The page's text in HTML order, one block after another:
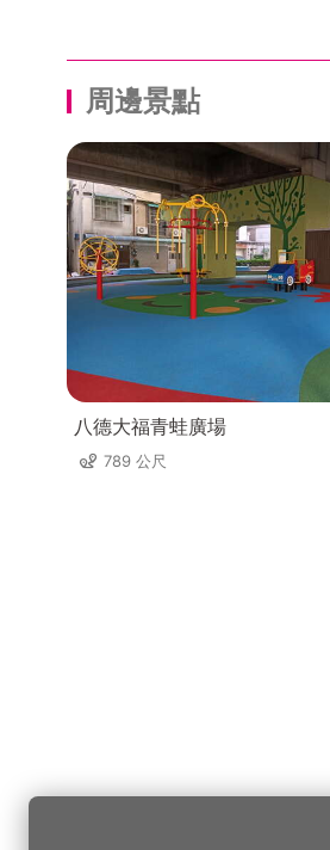
周邊景點
八德大福青蛙廣場
789 公尺